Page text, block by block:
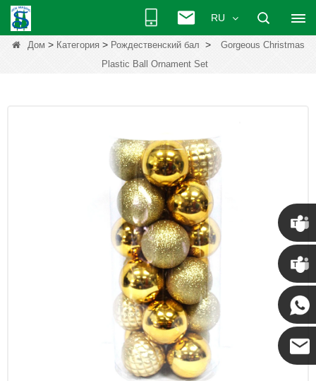
RU
Дом > Категория> Рождественский бал >
Gorgeous Christmas
Plastic Ball Ornament Set
Крис
Кенни